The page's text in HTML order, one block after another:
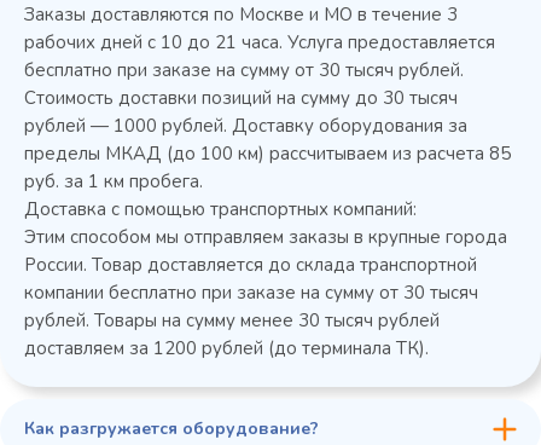
Заказы доставляются по Москве и МО в течение 3
рабочих дней с 10 до 21 часа. Услуга предоставляется
бесплатно при заказе на сумму от 30 тысяч рублей.
Стоимость доставки позиций на сумму до 30 тысяч
рублей — 1000 рублей. Доставку оборудования за
пределы МКАД (до 100 км) рассчитываем из расчета 85
руб. за 1 км пробега.
Доставка с помощью транспортных компаний:
Этим способом мы отправляем заказы в крупные города
России. Товар доставляется до склада транспортной
компании бесплатно при заказе на сумму от 30 тысяч
рублей. Товары на сумму менее 30 тысяч рублей
доставляем за 1200 рублей (до терминала ТК).
Как разгружается оборудование?